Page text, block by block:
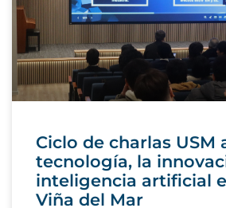
Ciclo de charlas USM
tecnología, la
inteligencia artificial
Viña del Mar